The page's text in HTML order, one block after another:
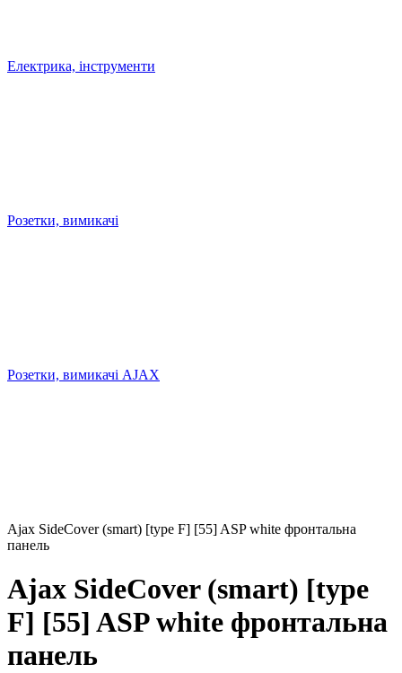
Електрика, інструменти
Розетки, вимикачі
Розетки, вимикачі AJAX
Ajax SideCover (smart) [type F] [55] ASP white фронтальна
панель
Ajax SideCover (smart) [type
F] [55] ASP white фронтальна
панель